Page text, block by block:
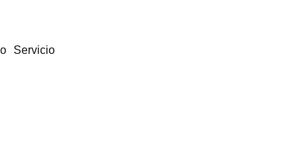
Servicio